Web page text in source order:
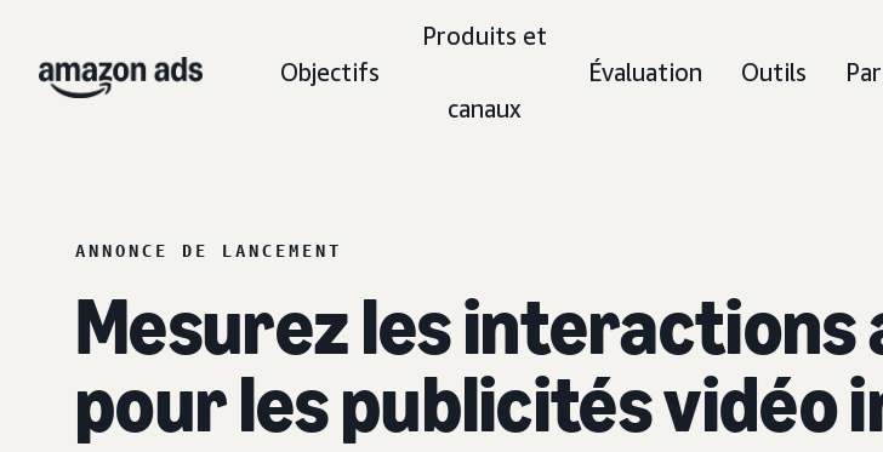
Objectifs
Produits et
canaux
Évaluation Outils
ANNONCE DE LANCEMENT
Mesurez les interactions
pour les publicités vidéo